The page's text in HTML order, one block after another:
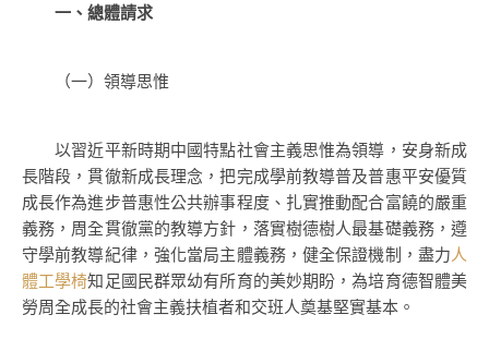
一、總體請求
（一）領導思惟
以習近平新時期中國特點社會主義思惟為領導，安身新成
長階段，貫徹新成長理念，把完成學前教導普及普惠平安優質
成長作為進步普惠性公共辦事程度、扎實推動配合富饒的嚴重
義務，周全貫徹黨的教導方針，落實樹德樹人最基礎義務，遵
守學前教導紀律，強化當局主體義務，健全保證機制，盡力人
體工學椅知足國民群眾幼有所育的美妙期盼，為培育德智體美
勞周全成長的社會主義扶植者和交班人奠基堅實基本。